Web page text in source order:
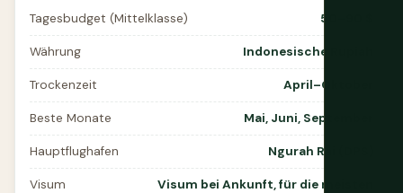
Tagesbudget (Mittelklasse) 50–90 $
Währung Indonesische Rupiah
Trockenzeit April–Oktober
Beste Monate Mai, Juni, September
Hauptflughafen Ngurah Rai (DPS)
Visum
Visum bei Ankunft, für die meisten